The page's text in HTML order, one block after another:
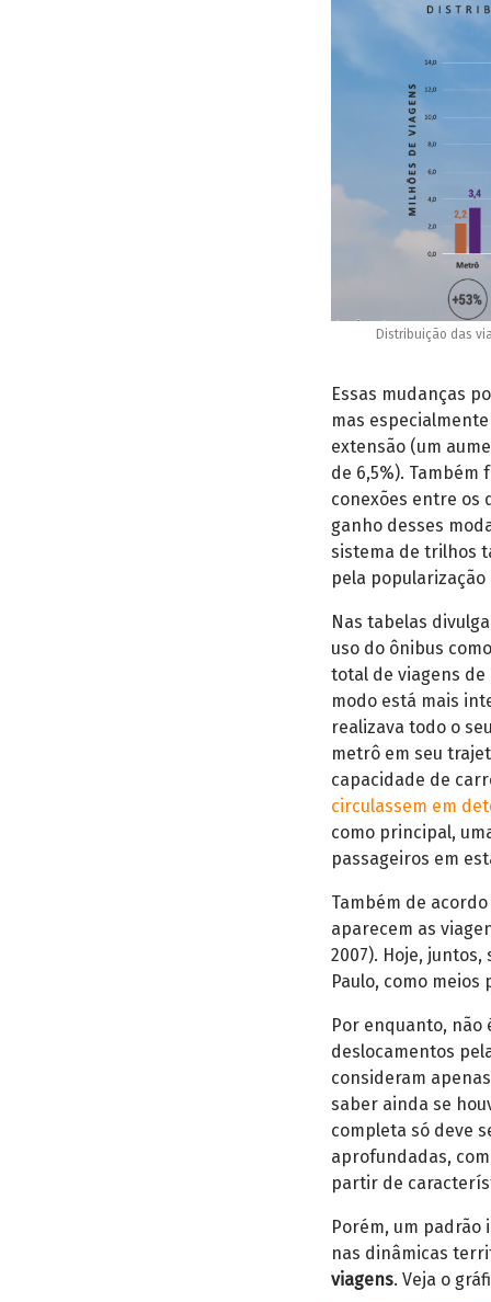
Distribuição das
Essas mudanças
mas
extensão (um
de 6,5%).
conexões entre os
ganho desses
sistema de trilhos
pela
Nas tabelas
uso do ônibus
total de viagens
modo está mais
realizava todo o
metrô em seu
capacidade de
circulassem em
como principal,
passageiros em
Também de
aparecem as
2007). Hoje,
Paulo, como
Por enquanto, não
deslocamentos
consideram
saber ainda se
completa só deve
aprofundadas,
partir de
Porém, um
nas dinâmicas
viagens. Veja o